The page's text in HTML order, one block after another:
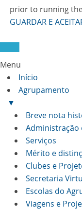
prior to running
GUARDAR E
Menu
Início
Agrupamento
▼
Breve nota
Administração
Serviços
Mérito e
Clubes e
Secretaria
Escolas do
Viagens e